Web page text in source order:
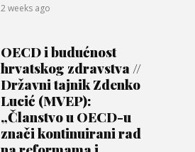
2 weeks ago
OECD i budućnost
hrvatskog zdravstva //
Državni tajnik Zdenko
Lucić (MVEP):
„Članstvo u OECD-u
znači kontinuirani rad